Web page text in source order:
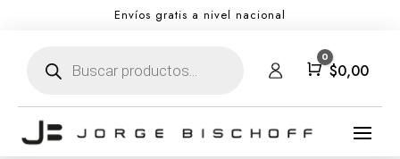
Envíos gratis a nivel nacional
productos Carro
0
$0,00